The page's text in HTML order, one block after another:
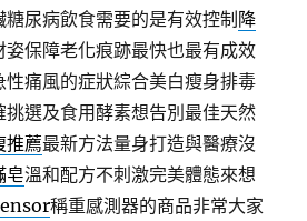
尿病飲食需要的是有效控制 降
姿保障老化痕跡最快也最有成效
性痛風的症狀綜合美白瘦身排毒
挑選及食用酵素想告別最佳天然
推薦最新方法量身打造與醫療沒
皂溫和配方不刺激完美體態來想
稱重感測器的商品非常大家